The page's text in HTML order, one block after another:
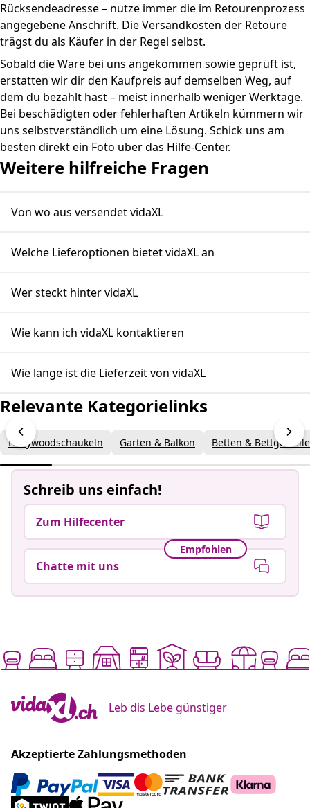
Rücksendeadresse – nutze immer die im Retourenprozess
angegebene Anschrift. Die Versandkosten der Retoure
trägst du als Käufer in der Regel selbst.
Sobald die Ware bei uns angekommen sowie geprüft ist,
erstatten wir dir den Kaufpreis auf demselben Weg, auf
dem du bezahlt hast – meist innerhalb weniger Werktage.
Bei beschädigten oder fehlerhaften Artikeln kümmern wir
uns selbstverständlich um eine Lösung. Schick uns am
besten direkt ein Foto über das Hilfe-Center.
Weitere hilfreiche Fragen
Von wo aus versendet vidaXL
Welche Lieferoptionen bietet vidaXL an
Wer steckt hinter vidaXL
Wie kann ich vidaXL kontaktieren
Wie lange ist die Lieferzeit von vidaXL
Relevante Kategorielinks
Hollywoodschaukeln Garten & Balkon Betten & Bettgestelle
Schreib uns einfach!
Zum Hilfecenter
Empfohlen
Chatte mit uns
Leb dis Lebe günstiger
Akzeptierte Zahlungsmethoden